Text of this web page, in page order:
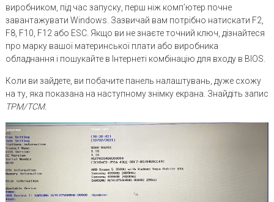
виробником, під час запуску, перш ніж комп’ютер почне
завантажувати Windows. Зазвичай вам потрібно натискати F2,
F8, F10, F12 або ESC. Якщо ви не знаєте точний ключ, дізнайтеся
про марку вашої материнської плати або виробника
обладнання і пошукайте в Інтернеті комбінацію для входу в BIOS.
Коли ви зайдете, ви побачите панель налаштувань, дуже схожу
на ту, яка показана на наступному знімку екрана. Знайдіть запис
TPM/TCM.